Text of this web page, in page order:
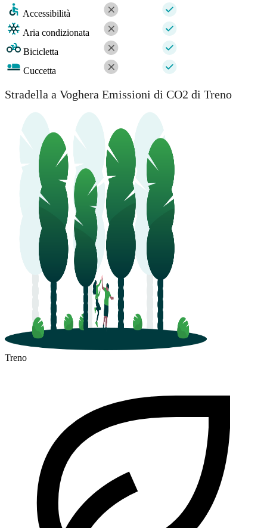
Accessibilità
Aria condizionata
Bicicletta
Cuccetta
Stradella a Voghera Emissioni di CO2 di Treno
Treno